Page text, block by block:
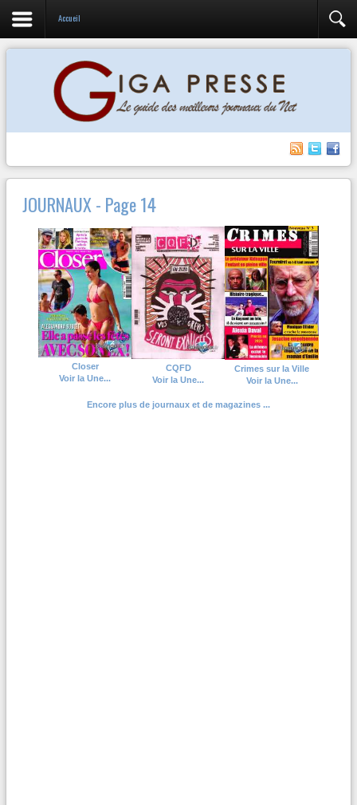
Accueil
JOURNAUX - Page 14
Closer
Voir la Une...
CQFD
Voir la Une...
Crimes sur la Ville
Voir la Une...
Encore plus de journaux et de magazines ...